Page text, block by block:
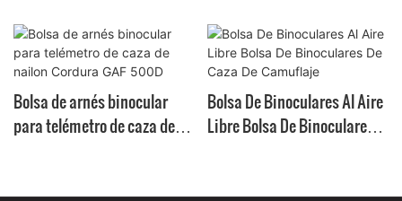
Bolsa de arnés binocular
para telémetro de caza de
Bolsa De Binoculares Al Aire
Libre Bolsa De Binoculares